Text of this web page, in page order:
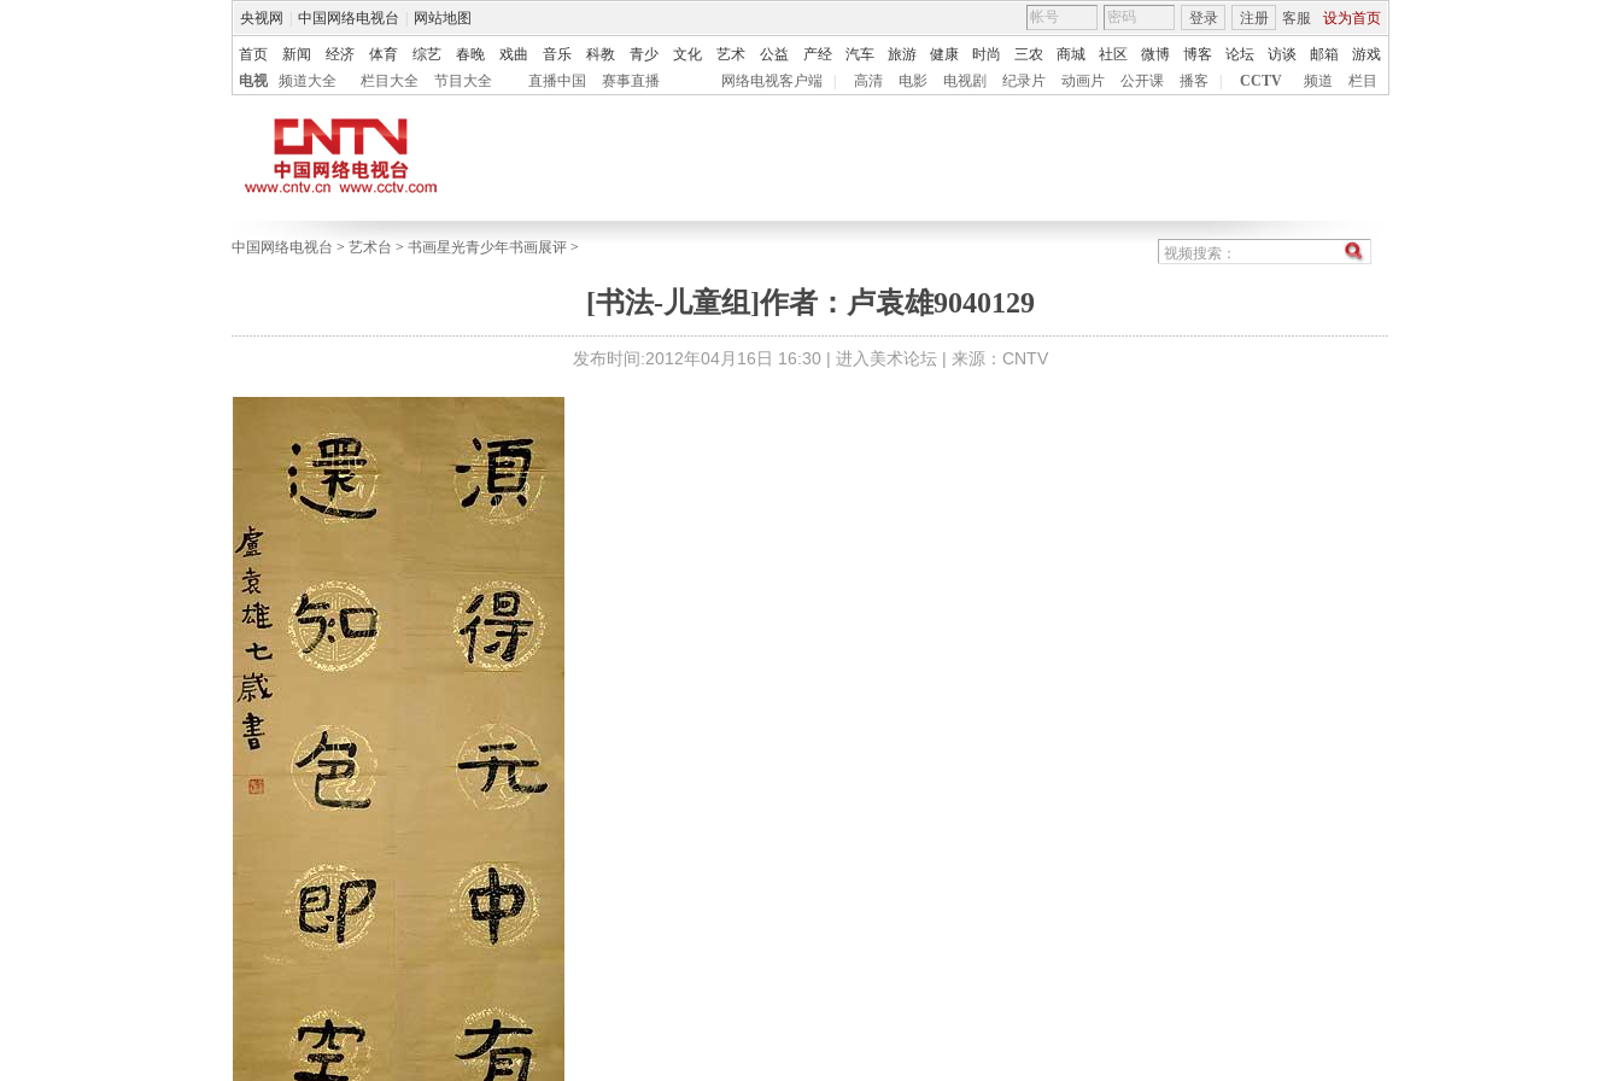
央视网 中国网络电视台 网站地图 客服 设为首页
登录 注册
首页 新闻 经济 体育 综艺 春晚 戏曲 音乐 科教 青少 文化 艺术 公益 产经 汽车 旅游 健康 时尚 三农 商城 社区 微博 博客 论坛 访谈 邮箱
游戏
电视
频道大全 栏目大全 节目大全 直播中国 赛事直播 网络电视客户端 高清 电影 电视剧 纪录片 动画片 公开课 播客 CCTV 频道 栏目
中国网络电视台 > 艺术台 > 书画星光青少年书画展评 >
[书法-儿童组]作者：卢袁雄9040129
发布时间:2012年04月16日 16:30 | 进入美术论坛 | 来源：CNTV